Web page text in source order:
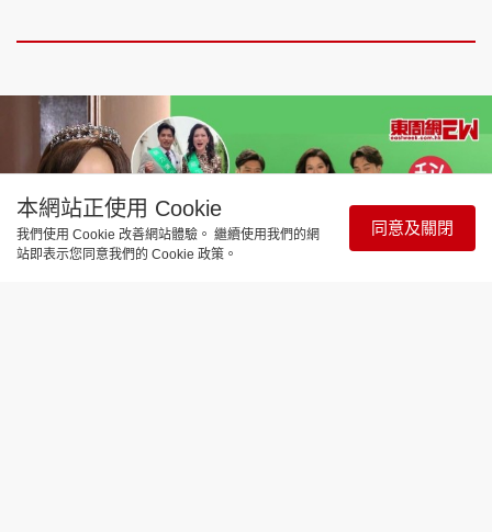
本網站正使用 Cookie
我們使用 Cookie 改善網站體驗。 繼續使用我們的網
站即表示您同意我們的 Cookie 政策。
同意及關閉